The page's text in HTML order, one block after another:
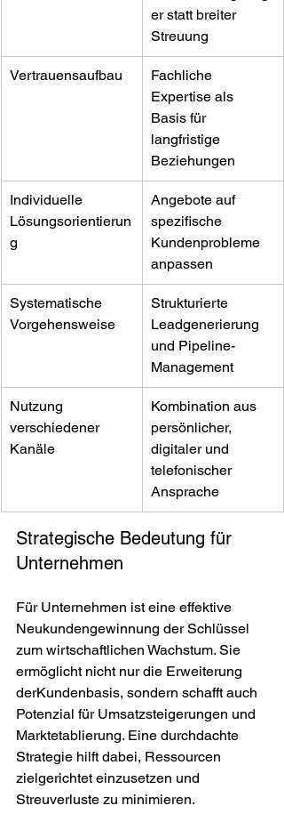
er statt breiter
Streuung
Vertrauensaufbau
Fachliche
Expertise als
Basis für
langfristige
Beziehungen
Individuelle
Lösungsorientierun
g
Angebote auf
spezifische
Kundenprobleme
anpassen
Systematische
Vorgehensweise
Strukturierte
Leadgenerierung
und Pipeline-
Management
Nutzung
verschiedener
Kanäle
Kombination aus
persönlicher,
digitaler und
telefonischer
Ansprache
Strategische Bedeutung für
Unternehmen
Für Unternehmen ist eine effektive
Neukundengewinnung der Schlüssel
zum wirtschaftlichen Wachstum. Sie
ermöglicht nicht nur die Erweiterung
derKundenbasis, sondern schafft auch
Potenzial für Umsatzsteigerungen und
Marktetablierung. Eine durchdachte
Strategie hilft dabei, Ressourcen
zielgerichtet einzusetzen und
Streuverluste zu minimieren.